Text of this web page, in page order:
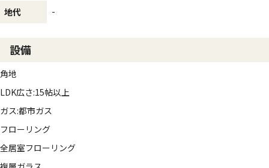
地代 -
設備
角地
LDK広さ:15帖以上
ガス:都市ガス
フローリング
全居室フローリング